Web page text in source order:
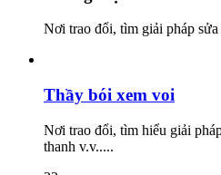
Nơi trao đổi, tìm giải pháp
Thầy bói xem voi
Nơi trao đổi, tìm hiểu giải
thanh v.v.....